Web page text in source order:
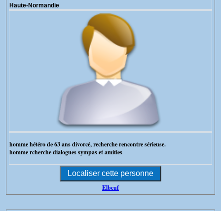
Haute-Normandie
homme hétéro de 63 ans divorcé, recherche rencontre sérieuse.
homme rcherche dialogues sympas et amities
Elbeuf